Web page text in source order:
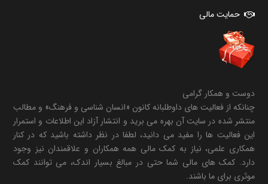
حمایت مالی
دوست و همکار گرامی
چنانکه از فعالیت های داوطلبانه کانون «انسان شناسی و فرهنگ» و مطالب
منتشر شده در سایت آن بهره می برید و انتشار آزاد این اطلاعات و استمرار
این فعالیت ها را مفید می دانید، لطفا در نظر داشته باشید که در کنار
همکاری علمی، نیاز به کمک مالی همه همکاران و علاقمندان نیز وجود
دارد. کمک های مالی شما حتی در مبالغ بسیار اندک، می توانند کمک
موثری برای ما باشند.